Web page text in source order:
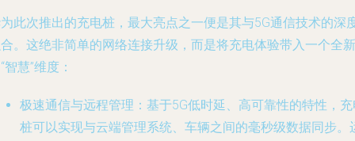
此次推出的充电桩，最大亮点之一便是其与5G通信技术的深
。这绝非简单的网络连接升级，而是将充电体验带入一个全新
智慧”维度：
极速通信与远程管理 ：基于5G低时延、高可靠性的特性，
桩可以实现与云端管理系统、车辆之间的毫秒级数据同步。